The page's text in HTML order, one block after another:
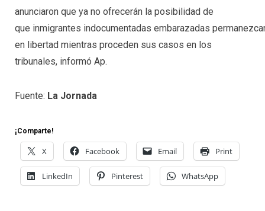
anunciaron que ya no ofrecerán la posibilidad de
que inmigrantes indocumentadas embarazadas
en libertad mientras proceden sus casos en los
tribunales, informó Ap.
Fuente: La Jornada
¡Comparte!
X Facebook Email Print
LinkedIn Pinterest WhatsApp